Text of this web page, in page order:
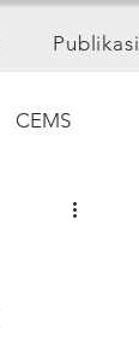
Publikasi
CEMS